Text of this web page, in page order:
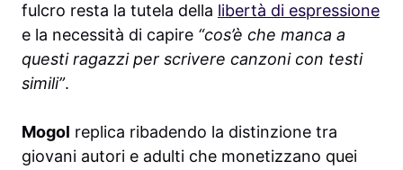
fulcro resta la tutela della libertà di espressione
e la necessità di capire “cos’è che manca a
questi ragazzi per scrivere canzoni con testi
simili”.
Mogol replica ribadendo la distinzione tra
giovani autori e adulti che monetizzano quei